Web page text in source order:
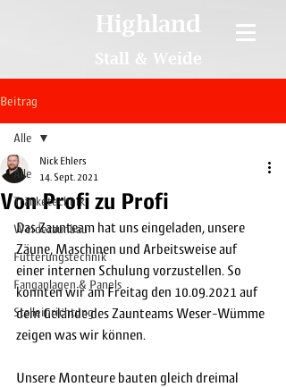
Highland
Stall & Weide
Beitrag
Alle
Tränketechnik
Weidezaunbau
Fütterungstechnik
Fanganlagen & Panels
Stalleinrichtung
Alle
Von Profi zu Profi
Nick Ehlers
14. Sept. 2021
Das Zaunteam hat uns eingeladen, unsere
Zäune, Maschinen und Arbeitsweise auf
einer internen Schulung vorzustellen. So
konnten wir am Freitag den 10.09.2021 auf
dem Gelände des Zaunteams Weser-Wümme
zeigen was wir können.
Unsere Monteure bauten gleich dreimal